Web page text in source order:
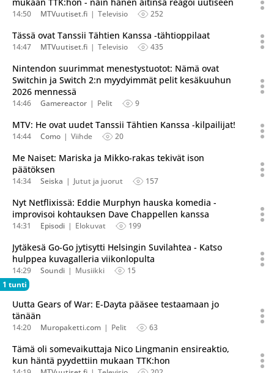
14:50 MTVuutiset.fi Televisio 252
Tässä ovat Tanssii Tähtien Kanssa -tähtioppilaat
14:47 MTVuutiset.fi Televisio 435
Nintendon suurimmat menestystuotot: Nämä ovat
Switchin ja Switch 2:n myydyimmät pelit kesäkuuhun
2026 mennessä
14:46 Gamereactor Pelit 9
MTV: He ovat uudet Tanssii Tähtien Kanssa -kilpailijat!
14:44 Como Viihde 20
Me Naiset: Mariska ja Mikko-rakas tekivät ison
päätöksen
14:34 Seiska Jutut ja juorut 157
Nyt Netflixissä: Eddie Murphyn hauska komedia -
improvisoi kohtauksen Dave Chappellen kanssa
14:31 Episodi Elokuvat 199
Jytäkesä Go-Go jytisytti Helsingin Suvilahtea - Katso
hulppea kuvagalleria viikonlopulta
14:29 Soundi Musiikki
15
1 tunti
Uutta Gears of War: E-Dayta pääsee testaamaan jo
tänään
14:20 Muropaketti.com Pelit 63
Tämä oli somevaikuttaja Nico Lingmanin ensireaktio,
kun häntä pyydettiin mukaan TTK:hon